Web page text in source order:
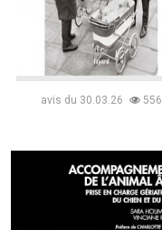
avis du 30.03.26 556